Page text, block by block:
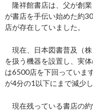
隆祥館書店は、父が創
が書店を手伝い始めた約
店が存在していました。
現在、日本図書普及（
を扱う機器を設置し、実
は6500店を下回っていま
が4分の1以下にまで減少
現在残っている書店の